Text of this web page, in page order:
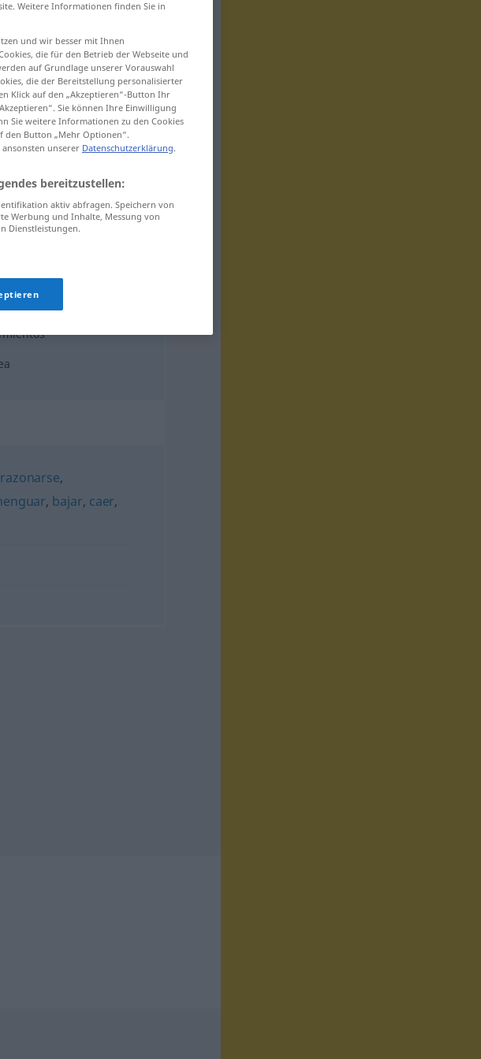
,
, bajar, caer,
Weitere Informationen finden Sie in
und wir besser mit Ihnen
die für den Betrieb der Webseite und
auf Grundlage unserer Vorauswahl
die der Bereitstellung personalisierter
Klick auf den „Akzeptieren“-Button Ihr
Sie können Ihre Einwilligung
Sie weitere Informationen zu den Cookies
den Button „Mehr Optionen“.
unserer Datenschutzerklärung.
bereitzustellen:
aktiv abfragen. Speichern von
Werbung und Inhalte, Messung von
Dienstleistungen.